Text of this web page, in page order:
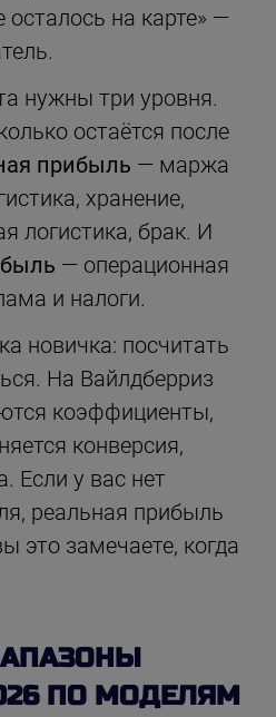
на карте» —
нужны три уровня.
остаётся после
прибыль — маржа
хранение,
логистика, брак. И
— операционная
и налоги.
новичка: посчитать
На Вайлдберриз
коэффициенты,
конверсия,
Если у вас нет
реальная прибыль
это замечаете, когда
ПО МОДЕЛЯМ